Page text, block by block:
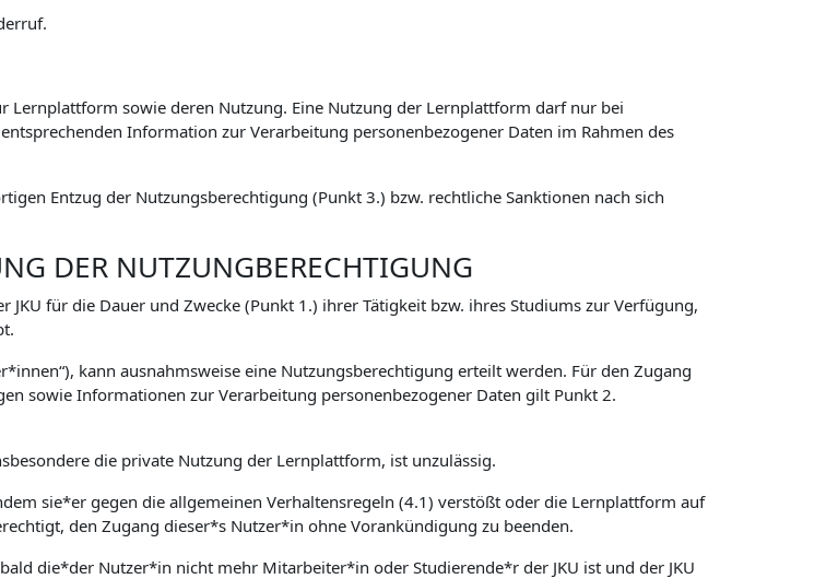
sowie deren Nutzung. Eine Nutzung der Lernplattform darf nur bei
Information zur Verarbeitung personenbezogener Daten im Rahmen des
Entzug der Nutzungsberechtigung (Punkt 3.) bzw. rechtliche Sanktionen nach sich
DER NUTZUNGBERECHTIGUNG
für die Dauer und Zwecke (Punkt 1.) ihrer Tätigkeit bzw. ihres Studiums zur Verfügung,
kann ausnahmsweise eine Nutzungsberechtigung erteilt werden. Für den Zugang
sowie Informationen zur Verarbeitung personenbezogener Daten gilt Punkt 2.
die private Nutzung der Lernplattform, ist unzulässig.
sie*er gegen die allgemeinen Verhaltensregeln (4.1) verstößt oder die Lernplattform auf
den Zugang dieser*s Nutzer*in ohne Vorankündigung zu beenden.
die*der Nutzer*in nicht mehr Mitarbeiter*in oder Studierende*r der JKU ist und der JKU